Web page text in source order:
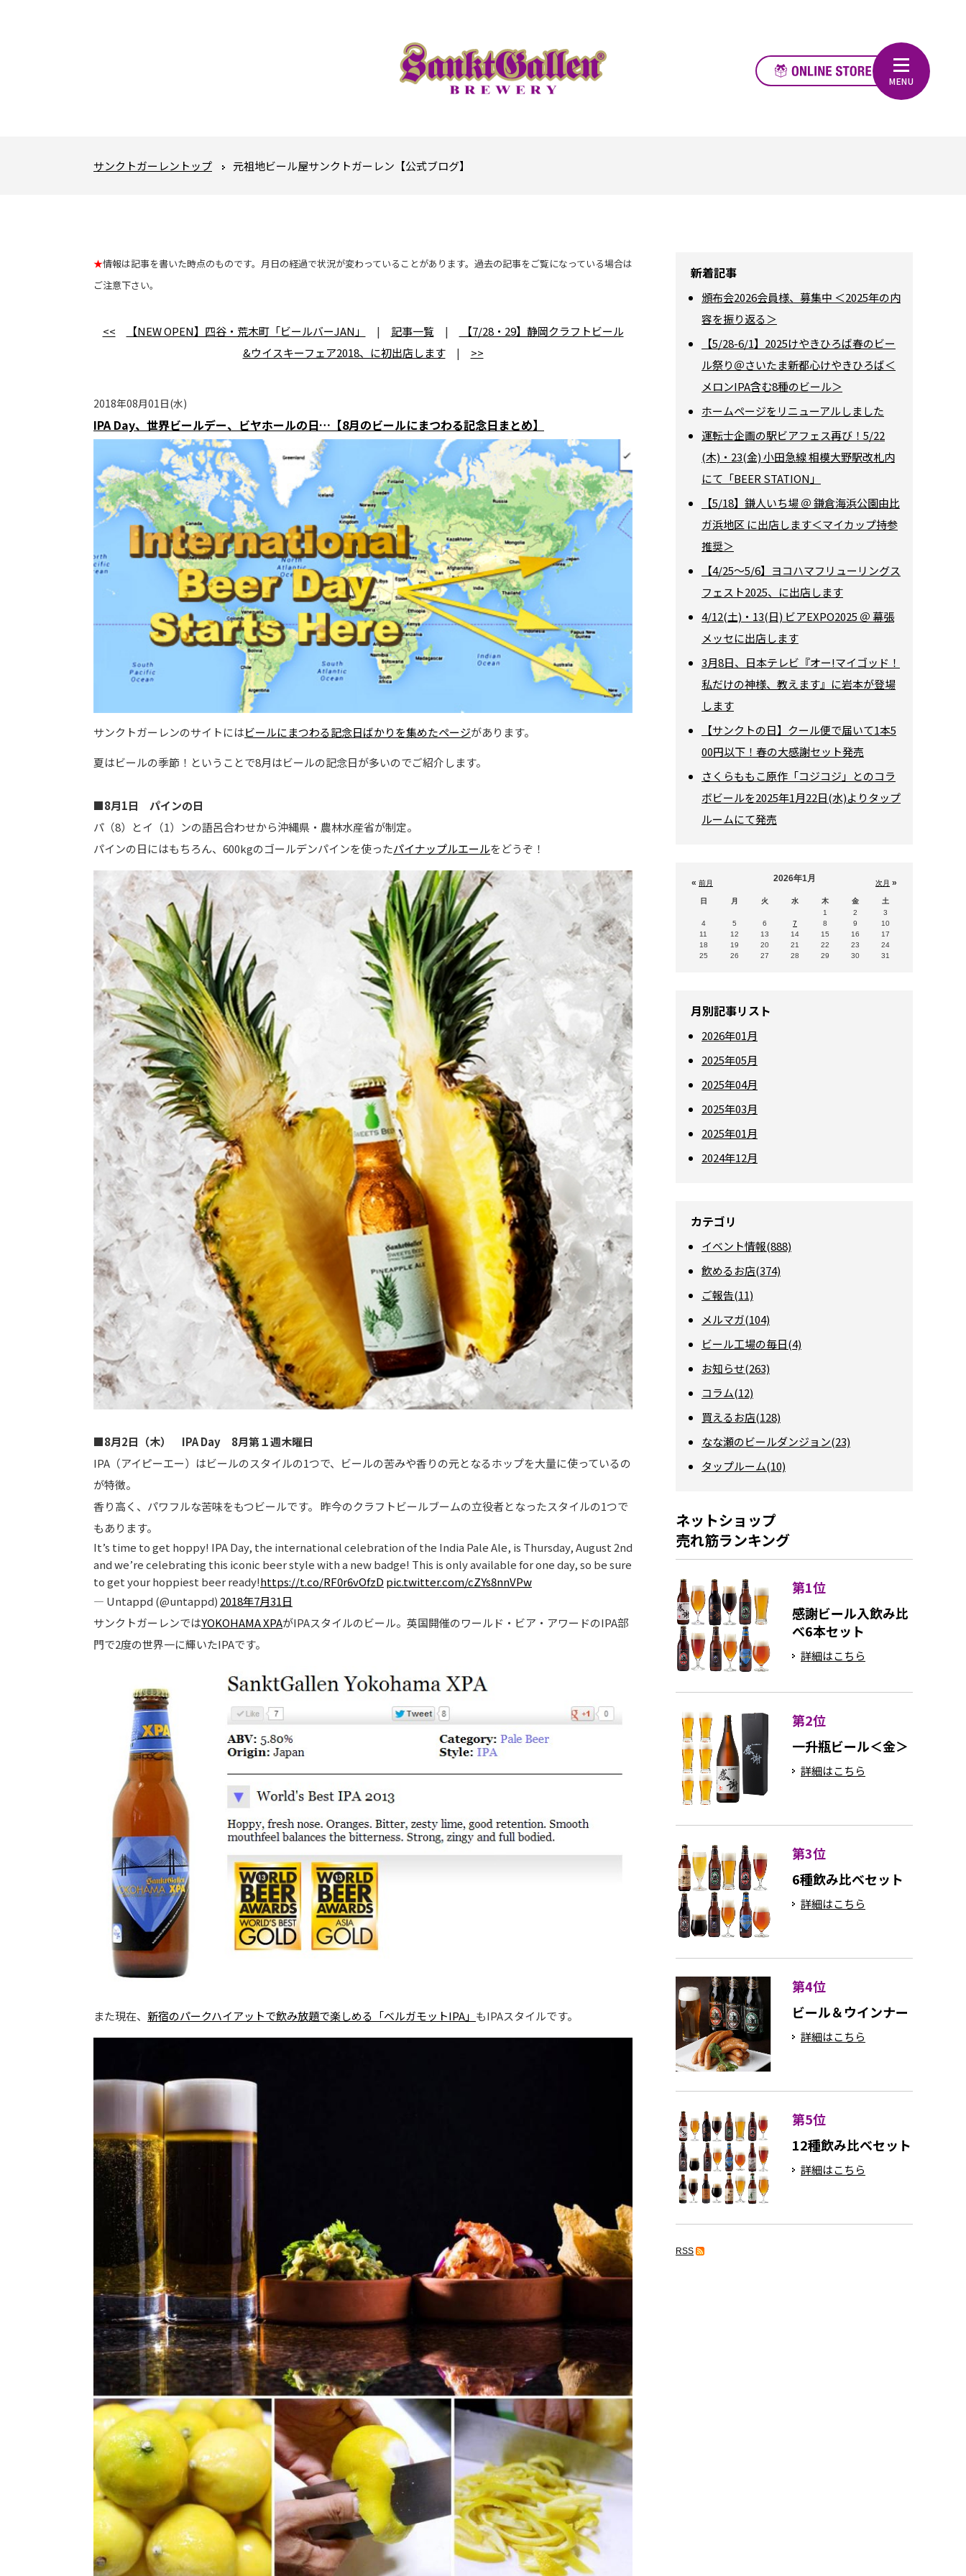
サンクトガーレントップ 元祖地ビール屋サンクトガーレン【公式ブログ】
★情報は記事を書いた時点のものです。月日の経過で状況が変わっていることがあります。過去の記事をご覧になっている場合は
ご注意下さい。
<< 【NEW OPEN】四谷・荒木町「ビールバーJAN」 | 記事一覧 |
【7/28・29】静岡クラフトビール
&ウイスキーフェア2018、に初出店します| >>
2018年08月01日(水)
IPA Day、世界ビールデー、ビヤホールの日…【8月のビールにまつわる記念日まとめ】
サンクトガーレンのサイトにはビールにまつわる記念日ばかりを集めたページがあります。
夏はビールの季節！ということで8月はビールの記念日が多いのでご紹介します。
■8月1日 パインの日
パ（8）とイ（1）ンの語呂合わせから沖縄県・農林水産省が制定。
パインの日にはもちろん、600kgのゴールデンパインを使ったパイナップルエールをどうぞ！
■8月2日（木） IPA Day 8月第１週木曜日
IPA（アイピーエー）はビールのスタイルの1つで、ビールの苦みや香りの元となるホップを大量に使っているの
が特徴。
香り高く、パワフルな苦味をもつビールです。 昨今のクラフトビールブームの立役者となったスタイルの1つで
もあります。
It’s time to get hoppy! IPA Day, the international celebration of the India Pale Ale, is Thursday, August 2nd
and we’re celebrating this iconic beer style with a new badge! This is only available for one day, so be sure
to get your hoppiest beer ready!https://t.co/RF0r6vOfzD pic.twitter.com/cZYs8nnVPw
— Untappd (@untappd) 2018年7月31日
サンクトガーレンではYOKOHAMA XPAがIPAスタイルのビール。英国開催のワールド・ビア・アワードのIPA部
門で2度の世界一に輝いたIPAです。
また現在、 新宿のパークハイアットで飲み放題で楽しめる「ベルガモットIPA」 もIPAスタイルです。
新着記事
頒布会2026会員様、募集中 ＜2025年の内
容を振り返る＞
【5/28-6/1】2025けやきひろば春のビー
ル祭り＠さいたま新都心けやきひろば＜
メロンIPA含む8種のビール＞
ホームページをリニューアルしました
運転士企画の駅ビアフェス再び！5/22
(木)・23(金) 小田急線 相模大野駅改札内
にて「BEER STATION」
【5/18】鎌人いち場 ＠ 鎌倉海浜公園由比
ガ浜地区 に出店します＜マイカップ持参
推奨＞
【4/25～5/6】ヨコハマフリューリングス
フェスト2025、に出店します
4/12(土)・13(日) ビアEXPO2025 ＠ 幕張
メッセに出店します
3月8日、日本テレビ『オー!マイゴッド！
私だけの神様、教えます』に岩本が登場
します
【サンクトの日】クール便で届いて1本5
00円以下！春の大感謝セット発売
さくらももこ原作「コジコジ」とのコラ
ボビールを2025年1月22日(水)よりタップ
ルームにて発売
« 前月 次月 »
2026年1月
日 月 火 水 木 金
土
1
2
3
4
5 6 7 8 9
10
11
12 13 14 15 16
17
18
19 20 21 22 23
24
25
26 27 28 29 30 31
月別記事リスト
2026年01月
2025年05月
2025年04月
2025年03月
2025年01月
2024年12月
カテゴリ
イベント情報(888)
飲めるお店(374)
ご報告(11)
メルマガ(104)
ビール工場の毎日(4)
お知らせ(263)
コラム(12)
買えるお店(128)
なな瀬のビールダンジョン(23)
タップルーム(10)
ネットショップ
売れ筋ランキング
第1位
感謝ビール入飲み比
べ6本セット
詳細はこちら
第2位
一升瓶ビール＜金＞
詳細はこちら
第3位
6種飲み比べセット
詳細はこちら
第4位
ビール＆ウインナー
詳細はこちら
第5位
12種飲み比べセット
詳細はこちら
RSS